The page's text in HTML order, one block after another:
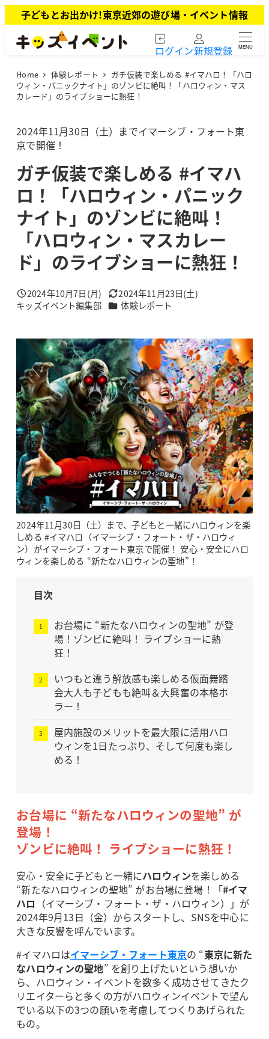
イ
子どもとお出かけ!東京近郊の遊び場・イベント情報
ログイン新規登録 MENU
Home 体験レポート
ガチ仮装で楽しめる #イマハロ！「ハロ
ウィン・パニックナイト」のゾンビに絶叫！「ハロウィン・マス
カレード」のライブショーに熱狂！
2024年11月30日（土）までイマーシブ・フォート東
京で開催！
ガチ仮装で楽しめる #イマハ
ロ！「ハロウィン・パニック
ナイト」のゾンビに絶叫！
「ハロウィン・マスカレー
ド」のライブショーに熱狂！
投稿日
2024年10月7日(月) 更新日
2024年11月23日(土)
著
キッズイベント編集部 カテゴリー
体験レポート
2024年11月30日（土）まで、子どもと一緒にハロウィンを楽
しめる #イマハロ（イマーシブ・フォート・ザ・ハロウィ
ン）がイマーシブ・フォート東京で開催！ 安心・安全にハロ
ウィンを楽しめる “新たなハロウィンの聖地”！
目次
お台場に “新たなハロウィンの聖地” が登
場！ゾンビに絶叫！ ライブショーに熱
狂！
いつもと違う解放感も楽しめる仮面舞踏
会大人も子どもも絶叫＆大興奮の本格ホ
ラー！
屋内施設のメリットを最大限に活用ハロ
ウィンを1日たっぷり、そして何度も楽し
める！
お台場に “新たなハロウィンの聖地” が
登場！
ゾンビに絶叫！ ライブショーに熱狂！
安心・安全に子どもと一緒にハロウィンを楽しめる
“新たなハロウィンの聖地” がお台場に登場！「#イマ
ハロ （イマーシブ・フォート・ザ・ハロウィン）」が
2024年9月13日（金）からスタートし、SNSを中心に
大きな反響を呼んでいます。
#イマハロはイマーシブ・フォート東京の “東京に新た
なハロウィンの聖地” を創り上げたいという想いか
ら、ハロウィン・イベントを数多く成功させてきたク
リエイターらと多くの方がハロウィンイベントで望ん
でいる以下の3つの願いを考慮してつくりあげられた
もの。